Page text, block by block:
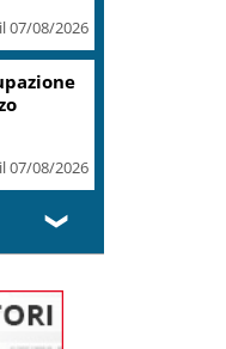
il 07/08/2026
il 07/08/2026
❯